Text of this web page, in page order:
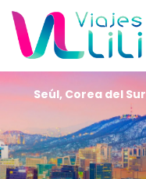
Seúl, Corea del Sur